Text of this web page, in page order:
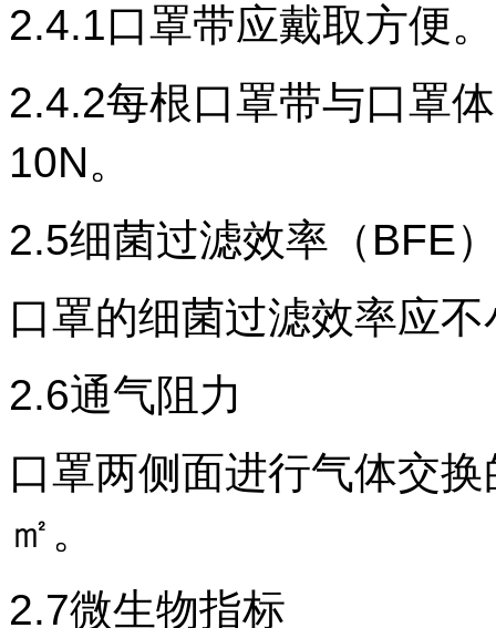
2.4.1口罩带应戴取方便。
2.4.2每根口罩带与口罩
10N。
2.5细菌过滤效率（ BFE
口罩的细菌过滤效率应不
2.6通气阻力
口罩两侧面进行气体交
㎡。
2.7微生物指标